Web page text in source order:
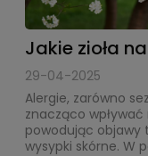
Jakie zioła
29-04-2025
Alergie, zarówno
znacząco
powodując objawy
wysypki skórne. W